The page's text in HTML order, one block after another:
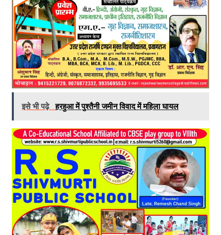
इसे भी पढ़े हरहुआ में पुश्तैनी जमीन विवाद में महिला घायल